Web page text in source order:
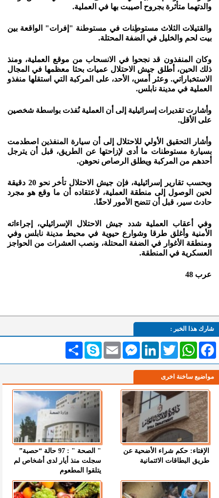
والدتهما متأثرة بجروح أصيبت بها في العملية.
والقتيلات الثلاث مستوطِنات في مستوطنة "إفرات" الواقعة بين
بيت لحم والخليل في الضفة المحتلة.
وكان المنفذون قد نجحوا في الانسحاب من موقع العملية، ومنذ
ذلك الحين، أطلق جيش الاحتلال عميات بحثا معظمها في المجال
الاستخباراتي. وعثر أمس، الأحد، على المركبة التي استقلها منفذو
العملية في مدينة نابلس.
وأشارت تقديرات إسرائيلية إلى أن العملية نُفذت بواسطة شخصين
على الأقل.
وأشار التحقيق الأولي للاحتلال إلى أن سيارة المنفذين اصطدمت
بسيارة مستوطنات ما أدى لإزاحتها عن الطريق، قبل أن يترجل
أحدهم من المركبة ويطلق الرصاص نحوهن.
وبحسب تقارير إسرائيلية، فإن جيش الاحتلال تأخر نحو 20 دقيقة
لحين الوصول إلى منطقة العملية، لاعتقاده أن ما وقع هو مجرد
حادث سير، قبل أن تتضح الأمور لاحقًا.
وفي أعقاب العملية شدد جيش الاحتلال الإسرائيلي، إجراءاته
الأمنية وأغلق طرقا وشوارع حيوية في محيط مدينة نابلس وفي
ومنطقة الأغوار في الضفة المحتلة، ونصب العشرات من الحواجز
العسكرية في المنطقة.
عرب 48
شارك هذا الخبر :
انشر Skype Email
MessengerLinkedInTwitterWhatsAppFacebook
مواضيع ساخنة اخرى
الإفتاء: حكم شراء الأضحية عن
طريق البطاقات الائتمانية
" الصحة " : 97 حالة “حصبة”
سجلت منذ أيار لدى أشخاص لم
يتلقوا المطعوم